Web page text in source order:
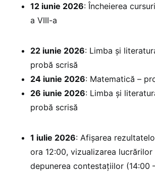
12 iunie 2026: Încheierea
a VIII-a
22 iunie 2026: Limba și
probă scrisă
24 iunie 2026: Matematică –
26 iunie 2026: Limba și
probă scrisă
1 iulie 2026: Afișarea
ora 12:00, vizualizarea lucrărilor
depunerea contestațiilor (14:00